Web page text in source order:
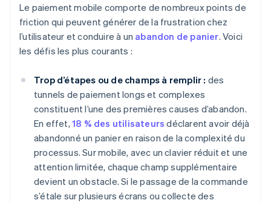
Le paiement mobile comporte de nombreux points de
friction qui peuvent générer de la frustration chez
l’utilisateur et conduire à un abandon de panier. Voici
les défis les plus courants :
Trop d’étapes ou de champs à remplir : des
tunnels de paiement longs et complexes
constituent l’une des premières causes d’abandon.
En effet,18 % des utilisateurs déclarent avoir déjà
abandonné un panier en raison de la complexité du
processus. Sur mobile, avec un clavier réduit et une
attention limitée, chaque champ supplémentaire
devient un obstacle. Si le passage de la commande
s’étale sur plusieurs écrans ou collecte des